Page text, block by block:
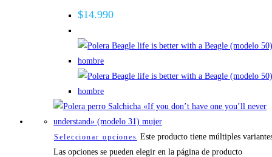
$14.990
Seleccionar opciones Este producto tiene múltiples
Las opciones se pueden elegir en la página de producto